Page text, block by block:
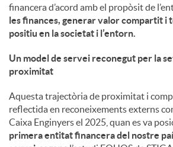
financera d’acord amb el propòsit de
les finances, generar valor compartit i
positiu en la societat i l’entorn.
Un model de servei reconegut per la
proximitat
Aquesta trajectòria de proximitat i
reflectida en reconeixements externs
Caixa Enginyers el 2025, quan es va
primera entitat financera del nostre